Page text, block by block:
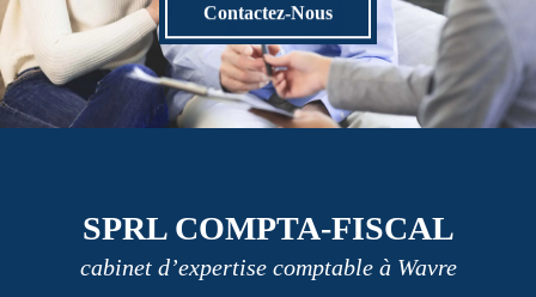
Contactez-Nous
SPRL COMPTA-FISCAL
cabinet d’expertise comptable à Wavre